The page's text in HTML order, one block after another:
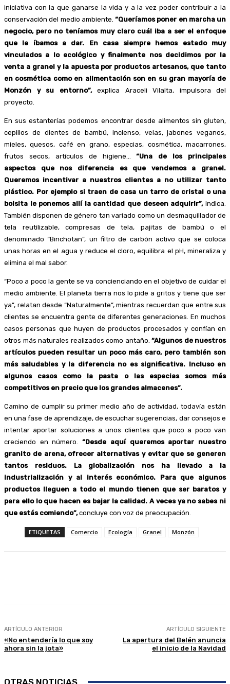
iniciativa con la que ganarse la vida y a la vez poder contribuir a la
conservación del medio ambiente. “Queríamos poner en marcha un
negocio, pero no teníamos muy claro cuál iba a ser el enfoque
que le íbamos a dar. En casa siempre hemos estado muy
vinculados a lo ecológico y finalmente nos decidimos por la
venta a granel y la apuesta por productos artesanos, que tanto
en cosmética como en alimentación son en su gran mayoría de
Monzón y su entorno”,explica Araceli Vilalta, impulsora del
proyecto.
En sus estanterías podemos encontrar desde alimentos sin gluten,
cepillos de dientes de bambú, incienso, velas, jabones veganos,
mieles, quesos, café en grano, especias, cosmética, macarrones,
frutos secos, artículos de higiene…“Una de los principales
aspectos que nos diferencia es que vendemos a granel.
Queremos incentivar a nuestros clientes a no utilizar tanto
plástico. Por ejemplo si traen de casa un tarro de cristal o una
bolsita le ponemos allí la cantidad que deseen adquirir”,indica.
También disponen de género tan variado como un desmaquillador de
tela reutilizable, compresas de tela, pajitas de bambú o el
denominado “Binchotan”, un filtro de carbón activo que se coloca
unas horas en el agua y reduce el cloro, equilibra el pH, mineraliza y
elimina el mal sabor.
“Poco a poco la gente se va concienciando en el objetivo de cuidar el
medio ambiente. El planeta tierra nos lo pide a gritos y tiene que ser
ya”, relatan desde “Naturalmente”, mientras recuerdan que entre sus
clientes se encuentra gente de diferentes generaciones. En muchos
casos personas que huyen de productos procesados y confían en
otros más naturales realizados como antaño. “Algunos de nuestros
artículos pueden resultar un poco más caro, pero también son
más saludables y la diferencia no es significativa. Incluso en
algunos casos como la pasta o las especias somos más
competitivos en precio que los grandes almacenes”.
Camino de cumplir su primer medio año de actividad, todavía están
en una fase de aprendizaje, de escuchar sugerencias, dar consejos e
intentar aportar soluciones a unos clientes que poco a poco van
creciendo en número.“Desde aquí queremos aportar nuestro
granito de arena, ofrecer alternativas y evitar que se generen
tantos residuos. La globalización nos ha llevado a la
industrialización y al interés económico. Para que algunos
productos lleguen a todo el mundo tienen que ser baratos y
para ello lo que hacen es bajar la calidad. A veces ya no sabes ni
que estás comiendo”,concluye con voz de preocupación.
ETIQUETAS Comercio Ecología Granel Monzón
ARTÍCULO ANTERIOR
«No entendería lo que soy
ahora sin la jota»
ARTÍCULO SIGUIENTE
La apertura del Belén anuncia
el inicio de la Navidad
OTRAS NOTICIAS